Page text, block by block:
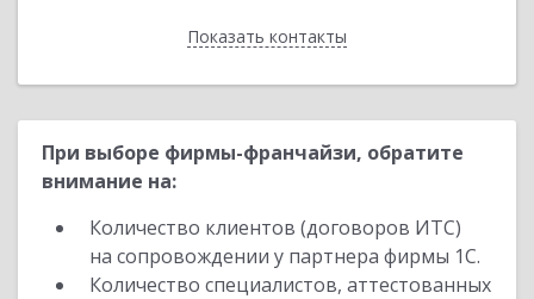
Показать контакты
Назад
При выборе фирмы-франчайзи, обратите
внимание на:
Количество клиентов (договоров ИТС)
на сопровождении у партнера фирмы 1С.
Количество специалистов, аттестованных